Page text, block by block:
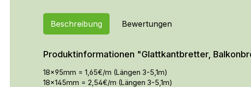
Beschreibung Bewertungen
Produktinformationen "Glattkantbretter,
18x95mm = 1,65€/m (Längen 3-5,1m)
18x145mm = 2,54€/m (Längen 3-5,1m)